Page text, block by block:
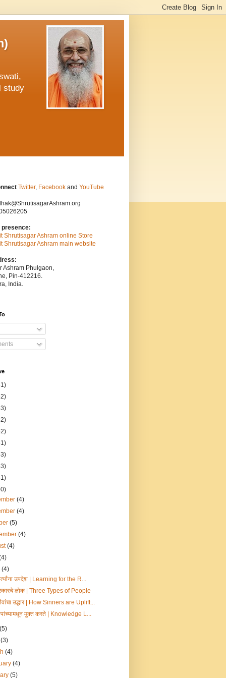
study
Twitter, Facebook and YouTube
presence:
Shrutisagar Ashram online Store
Shrutisagar Ashram main website
Ashram Phulgaon,
Pin-412216.
India.
(4)
(4)
(5)
(4)
(4)
(4)
उपदेश | Learning for the R...
लोक | Three Types of People
उद्धार | How Sinners are Uplift...
मुक्त करते | Knowledge L...
(5)
(3)
(4)
(4)
(5)